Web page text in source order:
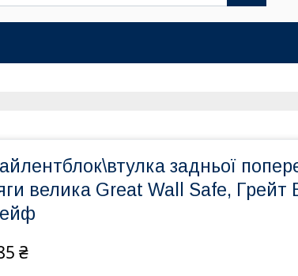
задньої
велика Great Wall Safe, Грейт
₴